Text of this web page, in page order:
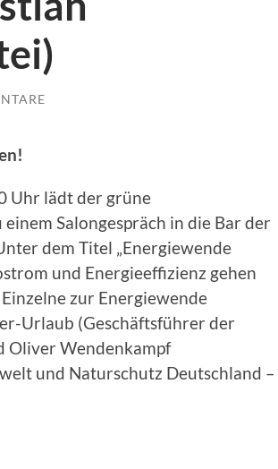
Uhr lädt der grüne
Salongespräch in die Bar der
dem Titel „Energiewende
und Energieeffizienz gehen
zur Energiewende
Urlaub (Geschäftsführer der
Oliver Wendenkampf
und Naturschutz Deutschland –